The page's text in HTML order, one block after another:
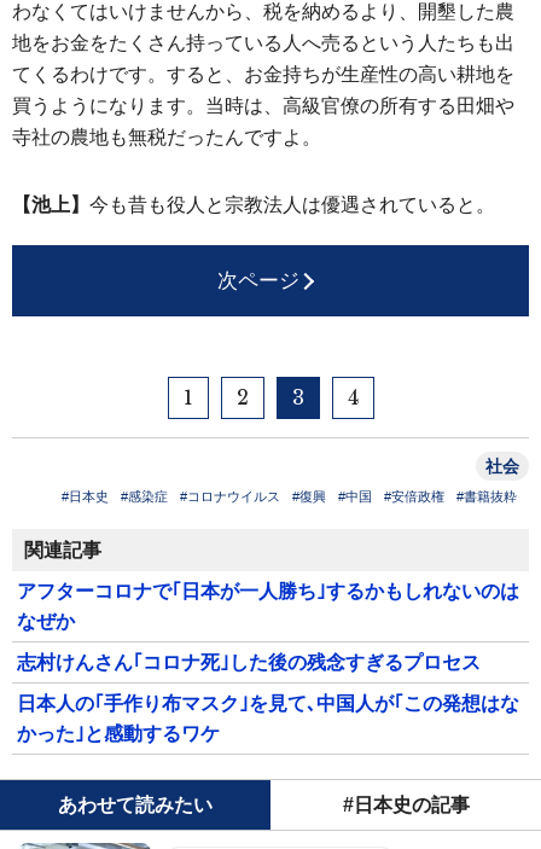
わなくてはいけませんから、税を納めるより、開墾した農
地をお金をたくさん持っている人へ売るという人たちも出
てくるわけです。すると、お金持ちが生産性の高い耕地を
買うようになります。当時は、高級官僚の所有する田畑や
寺社の農地も無税だったんですよ。
【池上】 今も昔も役人と宗教法人は優遇されていると。
次ページ
1 2 3 4
社会
#日本史 #感染症 #コロナウイルス #復興 #中国 #安倍政権 #書籍抜粋
関連記事
アフターコロナで｢日本が一人勝ち｣するかもしれないのは
なぜか
志村けんさん｢コロナ死｣した後の残念すぎるプロセス
日本人の｢手作り布マスク｣を見て､中国人が｢この発想はな
かった｣と感動するワケ
あわせて読みたい #日本史の記事